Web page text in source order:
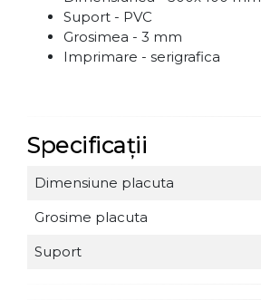
Suport - PVC
Grosimea - 3 mm
Imprimare - serigrafica
Specificații
Dimensiune placuta
Grosime placuta
Suport